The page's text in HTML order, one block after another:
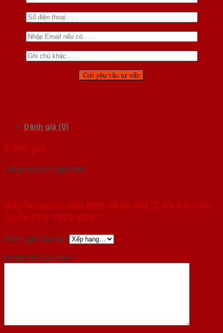
Đánh giá (0)
Đánh giá
Chưa có đánh giá nào.
Hãy là người đầu tiên nhận xét “Cửa Gỗ Hàn
Quốc SYB 1352-SGD”
Đánh giá của bạn
Nhận xét của bạn *